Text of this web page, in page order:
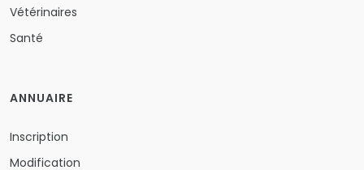
Vétérinaires
Santé
ANNUAIRE
Inscription
Modification